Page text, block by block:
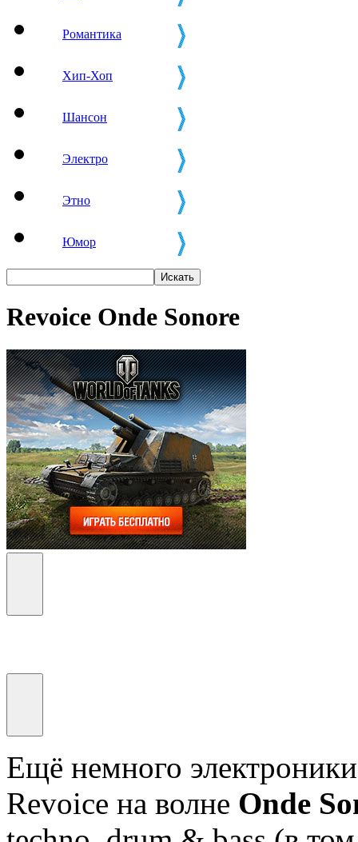
Романтика
Хип-Хоп
Шансон
Электро
Этно
Юмор
Revoice Onde Sonore
Ещё немного
Revoice на волне Onde